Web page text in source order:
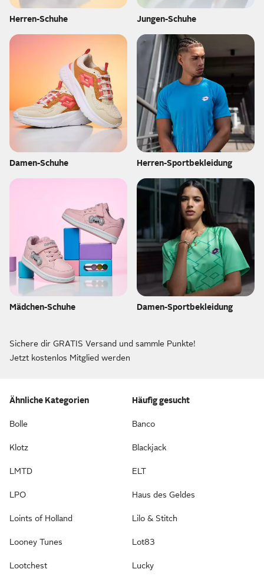
Herren-Schuhe Jungen-Schuhe
Damen-Schuhe Herren-Sportbekleidung
Mädchen-Schuhe Damen-Sportbekleidung
Sichere dir GRATIS Versand und sammle Punkte!
Jetzt kostenlos Mitglied werden
Ähnliche Kategorien
Bolle
Klotz
LMTD
LPO
Loints of Holland
Looney Tunes
Lootchest
Häufig gesucht
Banco
Blackjack
ELT
Haus des Geldes
Lilo & Stitch
Lot83
Lucky